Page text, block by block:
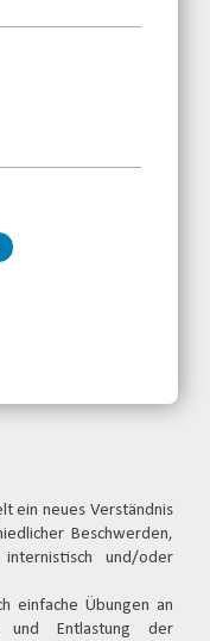
ein neues Verständnis
Beschwerden,
und/oder
einfache Übungen an
und Entlastung der